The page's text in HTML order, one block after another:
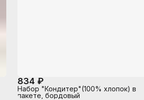
834 ₽
Набор "Кондитер"(100% хлопок) в
пакете, бордовый